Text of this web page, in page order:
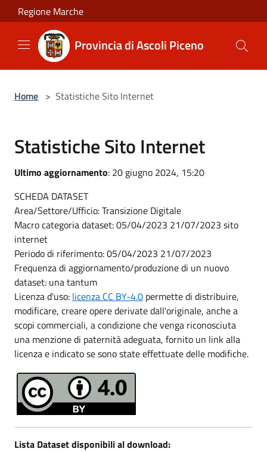
Salta al contenuto principale
Regione Marche
Provincia di Ascoli Piceno
Home > Statistiche Sito Internet
Statistiche Sito Internet
Ultimo aggiornamento: 20 giugno 2024, 15:20
SCHEDA DATASET
Area/Settore/Ufficio: Transizione Digitale
Macro categoria dataset: 05/04/2023 21/07/2023 sito
internet
Periodo di riferimento: 05/04/2023 21/07/2023
Frequenza di aggiornamento/produzione di un nuovo
dataset: una tantum
Licenza d'uso: licenza CC BY-4.0 permette di distribuire,
modificare, creare opere derivate dall'originale, anche a
scopi commerciali, a condizione che venga riconosciuta
una menzione di paternità adeguata, fornito un link alla
licenza e indicato se sono state effettuate delle modifiche.
Lista Dataset disponibili al download: